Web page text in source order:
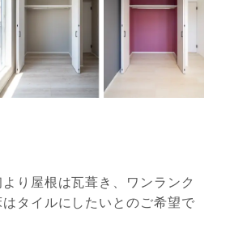
り屋根は瓦葺き、ワンランク
はタイルにしたいとのご希望で